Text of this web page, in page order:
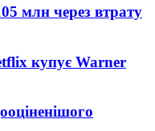
млн через втрату
купує Warner